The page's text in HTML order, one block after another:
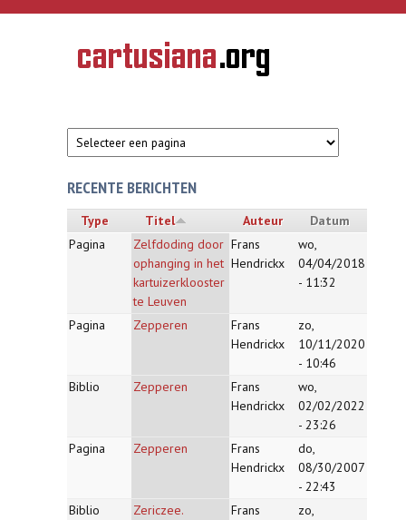
Overslaan en naar de inhoud gaan
CARTUSIANA
Geschiedenis
van de
RECENTE BERICHTEN
Type Titel Auteur
Datum
Pagina
Zelfdoding door
ophanging in het
kartuizerklooster
te Leuven
Frans
Hendrickx
wo,
04/04/2018
- 11:32
Pagina Zepperen
Frans
Hendrickx
zo,
10/11/2020
- 10:46
Biblio
Zepperen
Frans
Hendrickx
wo,
02/02/2022
- 23:26
Pagina
Zepperen
Frans
Hendrickx
do,
08/30/2007
- 22:43
Biblio
Zericzee.
Frans
zo,